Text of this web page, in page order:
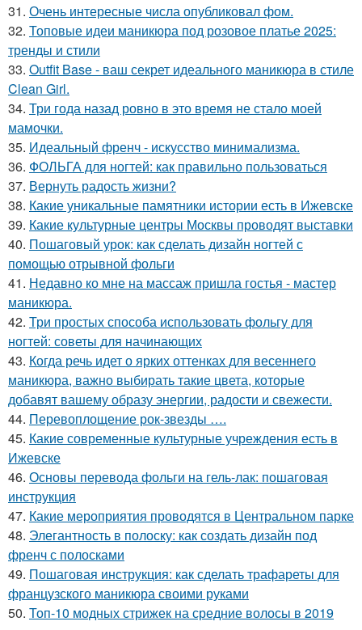
31. Очень интересные числа опубликовал фом.
32. Топовые идеи маникюра под розовое платье 2025:
тренды и стили
33. Outfit Base - ваш секрет идеального маникюра в стиле
Clean Girl.
34. Три года назад ровно в это время не стало моей
мамочки.
35. Идеальный френч - искусство минимализма.
36. ФОЛЬГА для ногтей: как правильно пользоваться
37. Вернуть радость жизни?
38. Какие уникальные памятники истории есть в Ижевске
39. Какие культурные центры Москвы проводят выставки
40. Пошаговый урок: как сделать дизайн ногтей с
помощью отрывной фольги
41. Недавно ко мне на массаж пришла гостья - мастер
маникюра.
42. Три простых способа использовать фольгу для
ногтей: советы для начинающих
43. Когда речь идет о ярких оттенках для весеннего
маникюра, важно выбирать такие цвета, которые
добавят вашему образу энергии, радости и свежести.
44. Перевоплощение рок-звезды ….
45. Какие современные культурные учреждения есть в
Ижевске
46. Основы перевода фольги на гель-лак: пошаговая
инструкция
47. Какие мероприятия проводятся в Центральном парке
48. Элегантность в полоску: как создать дизайн под
френч с полосками
49. Пошаговая инструкция: как сделать трафареты для
французского маникюра своими руками
50. Топ-10 модных стрижек на средние волосы в 2019